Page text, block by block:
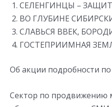
СЕЛЕНГИНЦЫ –
ВО ГЛУБИНЕ
СЛАВЬСЯ ВВЕК,
ГОСТЕПРИИМНАЯ
Об акции подробности по
Сектор по продвижению